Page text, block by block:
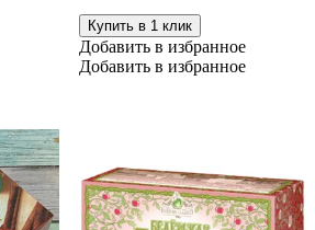
Купить в 1 клик
Добавить в избранное
Добавить в избранное